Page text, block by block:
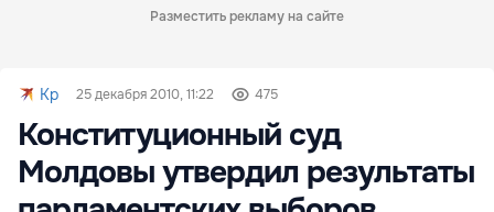
Разместить рекламу на сайте
Kp 25 декабря 2010, 11:22 475
Конституционный суд
Молдовы утвердил результаты